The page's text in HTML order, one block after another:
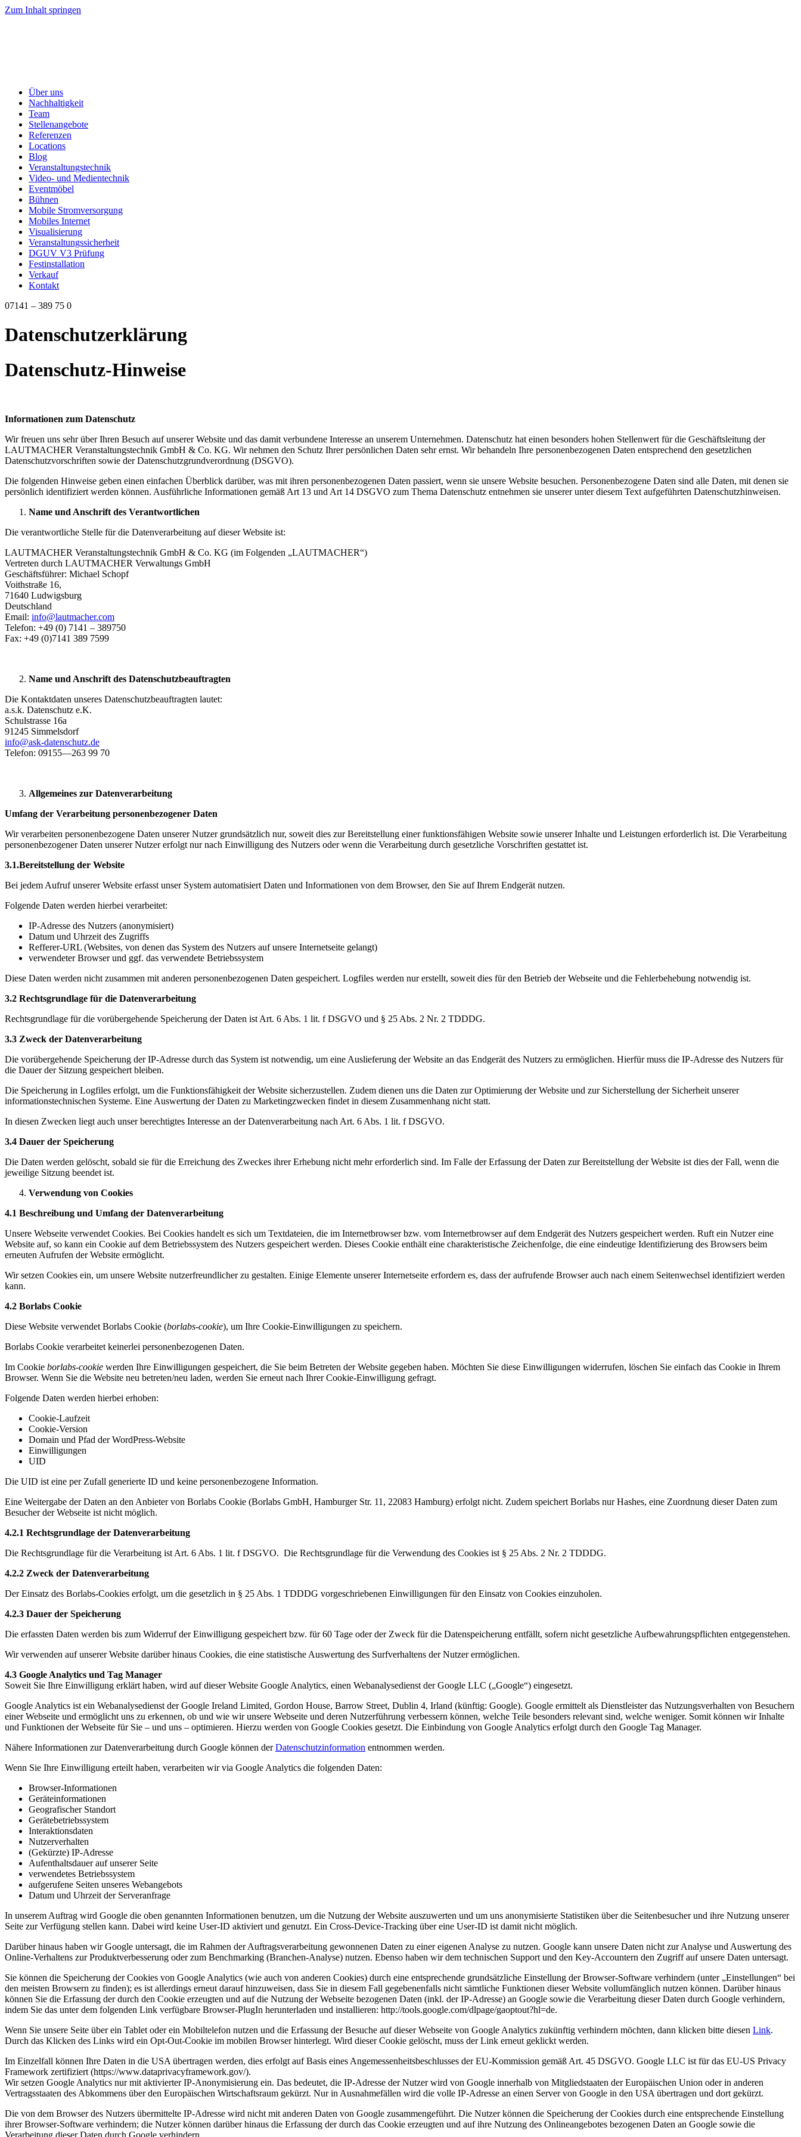
Zum Inhalt springen
Über uns
Nachhaltigkeit
Team
Stellenangebote
Referenzen
Locations
Blog
Veranstaltungstechnik
Video- und Medientechnik
Eventmöbel
Bühnen
Mobile Stromversorgung
Mobiles Internet
Visualisierung
Veranstaltungssicherheit
DGUV V3 Prüfung
Festinstallation
Verkauf
Kontakt
07141 – 389 75 0
Datenschutzerklärung
Datenschutz-Hinweise
Informationen zum Datenschutz
Wir freuen uns sehr über Ihren Besuch auf unserer Website und das damit verbundene Interesse an unserem Unternehmen. Datenschutz hat einen besonders hohen Stellenwert für die Geschäftsleitung der
LAUTMACHER Veranstaltungstechnik GmbH & Co. KG. Wir nehmen den Schutz Ihrer persönlichen Daten sehr ernst. Wir behandeln Ihre personenbezogenen Daten entsprechend den gesetzlichen
Datenschutzvorschriften sowie der Datenschutzgrundverordnung (DSGVO).
Die folgenden Hinweise geben einen einfachen Überblick darüber, was mit ihren personenbezogenen Daten passiert, wenn sie unsere Website besuchen. Personenbezogene Daten sind alle Daten, mit denen sie
persönlich identifiziert werden können. Ausführliche Informationen gemäß Art 13 und Art 14 DSGVO zum Thema Datenschutz entnehmen sie unserer unter diesem Text aufgeführten Datenschutzhinweisen.
Name und Anschrift des Verantwortlichen
Die verantwortliche Stelle für die Datenverarbeitung auf dieser Website ist:
LAUTMACHER Veranstaltungstechnik GmbH & Co. KG (im Folgenden „LAUTMACHER“)
Vertreten durch LAUTMACHER Verwaltungs GmbH
Geschäftsführer: Michael Schopf
Voithstraße 16,
71640 Ludwigsburg
Deutschland
Email: info@lautmacher.com
Telefon: +49 (0) 7141 – 389750
Fax: +49 (0)7141 389 7599
Name und Anschrift des Datenschutzbeauftragten
Die Kontaktdaten unseres Datenschutzbeauftragten lautet:
a.s.k. Datenschutz e.K.
Schulstrasse 16a
91245 Simmelsdorf
info@ask-datenschutz.de
Telefon: 09155—263 99 70
Allgemeines zur Datenverarbeitung
Umfang der Verarbeitung personenbezogener Daten
Wir verarbeiten personenbezogene Daten unserer Nutzer grundsätzlich nur, soweit dies zur Bereitstellung einer funktionsfähigen Website sowie unserer Inhalte und Leistungen erforderlich ist. Die Verarbeitung
personenbezogener Daten unserer Nutzer erfolgt nur nach Einwilligung des Nutzers oder wenn die Verarbeitung durch gesetzliche Vorschriften gestattet ist.
3.1.Bereitstellung der Website
Bei jedem Aufruf unserer Website erfasst unser System automatisiert Daten und Informationen von dem Browser, den Sie auf Ihrem Endgerät nutzen.
Folgende Daten werden hierbei verarbeitet:
IP-Adresse des Nutzers (anonymisiert)
Datum und Uhrzeit des Zugriffs
Refferer-URL (Websites, von denen das System des Nutzers auf unsere Internetseite gelangt)
verwendeter Browser und ggf. das verwendete Betriebssystem
Diese Daten werden nicht zusammen mit anderen personenbezogenen Daten gespeichert. Logfiles werden nur erstellt, soweit dies für den Betrieb der Webseite und die Fehlerbehebung notwendig ist.
3.2 Rechtsgrundlage für die Datenverarbeitung
Rechtsgrundlage für die vorübergehende Speicherung der Daten ist Art. 6 Abs. 1 lit. f DSGVO und § 25 Abs. 2 Nr. 2 TDDDG.
3.3 Zweck der Datenverarbeitung
Die vorübergehende Speicherung der IP-Adresse durch das System ist notwendig, um eine Auslieferung der Website an das Endgerät des Nutzers zu ermöglichen. Hierfür muss die IP-Adresse des Nutzers für
die Dauer der Sitzung gespeichert bleiben.
Die Speicherung in Logfiles erfolgt, um die Funktionsfähigkeit der Website sicherzustellen. Zudem dienen uns die Daten zur Optimierung der Website und zur Sicherstellung der Sicherheit unserer
informationstechnischen Systeme. Eine Auswertung der Daten zu Marketingzwecken findet in diesem Zusammenhang nicht statt.
In diesen Zwecken liegt auch unser berechtigtes Interesse an der Datenverarbeitung nach Art. 6 Abs. 1 lit. f DSGVO.
3.4 Dauer der Speicherung
Die Daten werden gelöscht, sobald sie für die Erreichung des Zweckes ihrer Erhebung nicht mehr erforderlich sind. Im Falle der Erfassung der Daten zur Bereitstellung der Website ist dies der Fall, wenn die
jeweilige Sitzung beendet ist.
Verwendung von Cookies
4.1 Beschreibung und Umfang der Datenverarbeitung
Unsere Webseite verwendet Cookies. Bei Cookies handelt es sich um Textdateien, die im Internetbrowser bzw. vom Internetbrowser auf dem Endgerät des Nutzers gespeichert werden. Ruft ein Nutzer eine
Website auf, so kann ein Cookie auf dem Betriebssystem des Nutzers gespeichert werden. Dieses Cookie enthält eine charakteristische Zeichenfolge, die eine eindeutige Identifizierung des Browsers beim
erneuten Aufrufen der Website ermöglicht.
Wir setzen Cookies ein, um unsere Website nutzerfreundlicher zu gestalten. Einige Elemente unserer Internetseite erfordern es, dass der aufrufende Browser auch nach einem Seitenwechsel identifiziert werden
kann.
4.2 Borlabs Cookie
Diese Website verwendet Borlabs Cookie (borlabs-cookie), um Ihre Cookie-Einwilligungen zu speichern.
Borlabs Cookie verarbeitet keinerlei personenbezogenen Daten.
Im Cookie borlabs-cookie werden Ihre Einwilligungen gespeichert, die Sie beim Betreten der Website gegeben haben. Möchten Sie diese Einwilligungen widerrufen, löschen Sie einfach das Cookie in Ihrem
Browser. Wenn Sie die Website neu betreten/neu laden, werden Sie erneut nach Ihrer Cookie-Einwilligung gefragt.
Folgende Daten werden hierbei erhoben:
Cookie-Laufzeit
Cookie-Version
Domain und Pfad der WordPress-Website
Einwilligungen
UID
Die UID ist eine per Zufall generierte ID und keine personenbezogene Information.
Eine Weitergabe der Daten an den Anbieter von Borlabs Cookie (Borlabs GmbH, Hamburger Str. 11, 22083 Hamburg) erfolgt nicht. Zudem speichert Borlabs nur Hashes, eine Zuordnung dieser Daten zum
Besucher der Webseite ist nicht möglich.
4.2.1 Rechtsgrundlage der Datenverarbeitung
Die Rechtsgrundlage für die Verarbeitung ist Art. 6 Abs. 1 lit. f DSGVO. Die Rechtsgrundlage für die Verwendung des Cookies ist § 25 Abs. 2 Nr. 2 TDDDG.
4.2.2 Zweck der Datenverarbeitung
Der Einsatz des Borlabs-Cookies erfolgt, um die gesetzlich in § 25 Abs. 1 TDDDG vorgeschriebenen Einwilligungen für den Einsatz von Cookies einzuholen.
4.2.3 Dauer der Speicherung
Die erfassten Daten werden bis zum Widerruf der Einwilligung gespeichert bzw. für 60 Tage oder der Zweck für die Datenspeicherung entfällt, sofern nicht gesetzliche Aufbewahrungspflichten entgegenstehen.
Wir verwenden auf unserer Website darüber hinaus Cookies, die eine statistische Auswertung des Surfverhaltens der Nutzer ermöglichen.
4.3 Google Analytics und Tag Manager
Soweit Sie Ihre Einwilligung erklärt haben, wird auf dieser Website Google Analytics, einen Webanalysedienst der Google LLC („Google“) eingesetzt.
Google Analytics ist ein Webanalysedienst der Google Ireland Limited, Gordon House, Barrow Street, Dublin 4, Irland (künftig: Google). Google ermittelt als Dienstleister das Nutzungsverhalten von Besuchern
einer Webseite und ermöglicht uns zu erkennen, ob und wie wir unsere Webseite und deren Nutzerführung verbessern können, welche Teile besonders relevant sind, welche weniger. Somit können wir Inhalte
und Funktionen der Webseite für Sie – und uns – optimieren. Hierzu werden von Google Cookies gesetzt. Die Einbindung von Google Analytics erfolgt durch den Google Tag Manager.
Nähere Informationen zur Datenverarbeitung durch Google können derDatenschutzinformation entnommen werden.
Wenn Sie Ihre Einwilligung erteilt haben, verarbeiten wir via Google Analytics die folgenden Daten:
Browser-Informationen
Geräteinformationen
Geografischer Standort
Gerätebetriebssystem
Interaktionsdaten
Nutzerverhalten
(Gekürzte) IP-Adresse
Aufenthaltsdauer auf unserer Seite
verwendetes Betriebssystem
aufgerufene Seiten unseres Webangebots
Datum und Uhrzeit der Serveranfrage
In unserem Auftrag wird Google die oben genannten Informationen benutzen, um die Nutzung der Website auszuwerten und um uns anonymisierte Statistiken über die Seitenbesucher und ihre Nutzung unserer
Seite zur Verfügung stellen kann. Dabei wird keine User-ID aktiviert und genutzt. Ein Cross-Device-Tracking über eine User-ID ist damit nicht möglich.
Darüber hinaus haben wir Google untersagt, die im Rahmen der Auftragsverarbeitung gewonnenen Daten zu einer eigenen Analyse zu nutzen. Google kann unsere Daten nicht zur Analyse und Auswertung des
Online-Verhaltens zur Produktverbesserung oder zum Benchmarking (Branchen-Analyse) nutzen. Ebenso haben wir dem technischen Support und den Key-Accountern den Zugriff auf unsere Daten untersagt.
Sie können die Speicherung der Cookies von Google Analytics (wie auch von anderen Cookies) durch eine entsprechende grundsätzliche Einstellung der Browser-Software verhindern (unter „Einstellungen“ bei
den meisten Browsern zu finden); es ist allerdings erneut darauf hinzuweisen, dass Sie in diesem Fall gegebenenfalls nicht sämtliche Funktionen dieser Website vollumfänglich nutzen können. Darüber hinaus
können Sie die Erfassung der durch den Cookie erzeugten und auf die Nutzung der Webseite bezogenen Daten (inkl. der IP-Adresse) an Google sowie die Verarbeitung dieser Daten durch Google verhindern,
indem Sie das unter dem folgenden Link verfügbare Browser-PlugIn herunterladen und installieren: http://tools.google.com/dlpage/gaoptout?hl=de.
Wenn Sie unsere Seite über ein Tablet oder ein Mobiltelefon nutzen und die Erfassung der Besuche auf dieser Webseite von Google Analytics zukünftig verhindern möchten, dann klicken bitte diesen Link.
Durch das Klicken des Links wird ein Opt-Out-Cookie im mobilen Browser hinterlegt. Wird dieser Cookie gelöscht, muss der Link erneut geklickt werden.
Im Einzelfall können Ihre Daten in die USA übertragen werden, dies erfolgt auf Basis eines Angemessenheitsbeschlusses der EU-Kommission gemäß Art. 45 DSGVO. Google LLC ist für das EU-US Privacy
Framework zertifiziert (https://www.dataprivacyframework.gov/).
Wir setzen Google Analytics nur mit aktivierter IP-Anonymisierung ein. Das bedeutet, die IP-Adresse der Nutzer wird von Google innerhalb von Mitgliedstaaten der Europäischen Union oder in anderen
Vertragsstaaten des Abkommens über den Europäischen Wirtschaftsraum gekürzt. Nur in Ausnahmefällen wird die volle IP-Adresse an einen Server von Google in den USA übertragen und dort gekürzt.
Die von dem Browser des Nutzers übermittelte IP-Adresse wird nicht mit anderen Daten von Google zusammengeführt. Die Nutzer können die Speicherung der Cookies durch eine entsprechende Einstellung
ihrer Browser-Software verhindern; die Nutzer können darüber hinaus die Erfassung der durch das Cookie erzeugten und auf ihre Nutzung des Onlineangebotes bezogenen Daten an Google sowie die